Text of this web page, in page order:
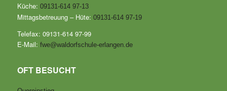
Küche: 09131-614 97-13
Mittagsbetreuung – Hüte: 09131-614 97-19
Telefax: 09131-614 97-99
E-Mail: fwe@waldorfschule-erlangen.de
OFT BESUCHT